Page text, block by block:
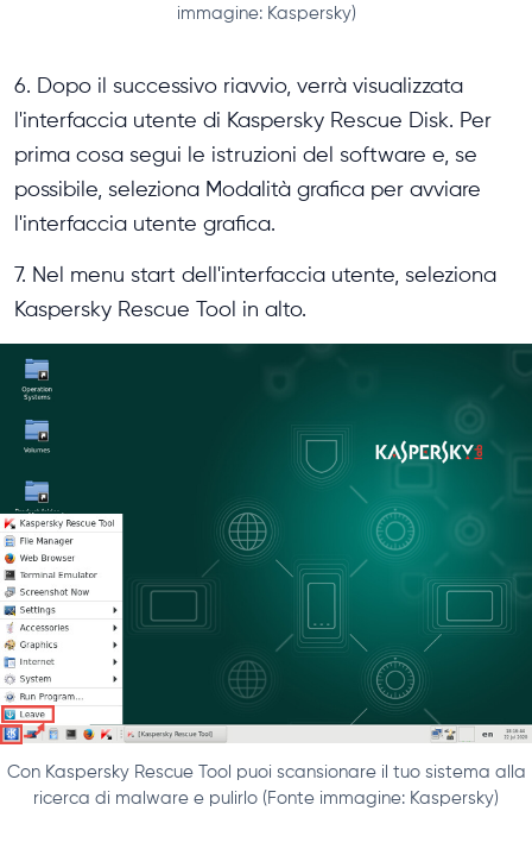
immagine: Kaspersky)
6. Dopo il successivo riavvio, verrà visualizzata
l'interfaccia utente di Kaspersky Rescue Disk. Per
prima cosa segui le istruzioni del software e, se
possibile, seleziona Modalità grafica per avviare
l'interfaccia utente grafica.
7. Nel menu start dell'interfaccia utente, seleziona
Kaspersky Rescue Tool in alto.
Con Kaspersky Rescue Tool puoi scansionare il tuo sistema alla
ricerca di malware e pulirlo (Fonte immagine: Kaspersky)